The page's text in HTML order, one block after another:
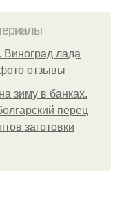
Виноград лада
отзывы
зиму в банках.
перец
заготовки